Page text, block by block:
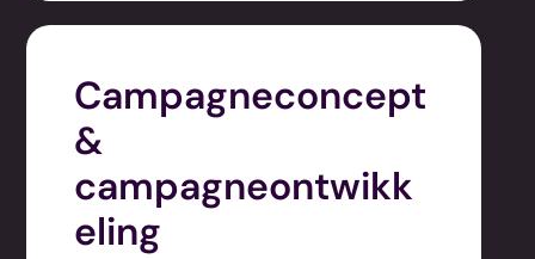
Campagneconcept
&
campagneontwikk
eling